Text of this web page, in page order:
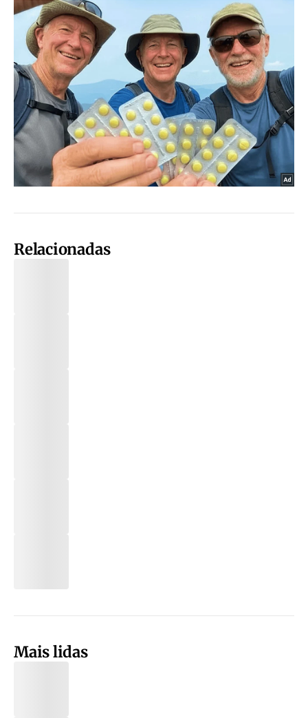
Relacionadas
Mais lidas